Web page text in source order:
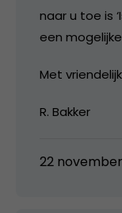
naar u toe is
een
Met
R. Bakker
22